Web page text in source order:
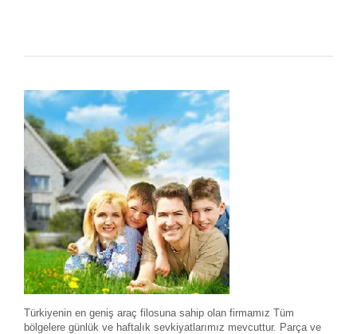
Türkiyenin en geniş araç filosuna sahip olan firmamız Tüm
bölgelere günlük ve haftalık sevkiyatlarımız mevcuttur. Parça ve